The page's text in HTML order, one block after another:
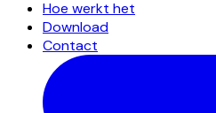
Hoe werkt het
Download
Contact